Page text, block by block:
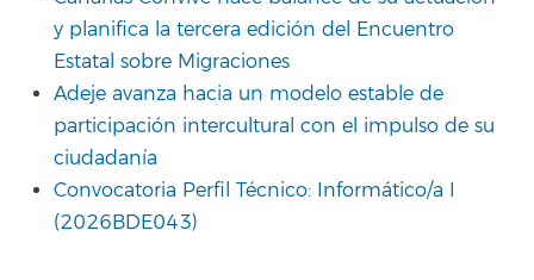
y planifica la tercera edición del Encuentro
Estatal sobre Migraciones
Adeje avanza hacia un modelo estable de
participación intercultural con el impulso de su
ciudadanía
Convocatoria Perfil Técnico: Informático/a I
(2026BDE043)